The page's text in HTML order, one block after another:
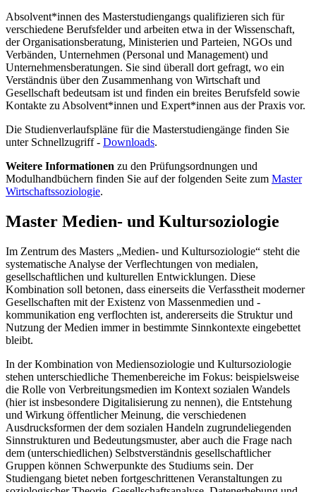
Absolvent*innen des Masterstudiengangs qualifizieren sich für
verschiedene Berufsfelder und arbeiten etwa in der Wissenschaft,
der Organisationsberatung, Ministerien und Parteien, NGOs und
Verbänden, Unternehmen (Personal und Management) und
Unternehmensberatungen. Sie sind überall dort gefragt, wo ein
Verständnis über den Zusammenhang von Wirtschaft und
Gesellschaft bedeutsam ist und finden ein breites Berufsfeld sowie
Kontakte zu Absolvent*innen und Expert*innen aus der Praxis vor.
Die Studienverlaufspläne für die Masterstudiengänge finden Sie
unter Schnellzugriff - Downloads.
Weitere Informationen zu den Prüfungsordnungen und
Modulhandbüchern finden Sie auf der folgenden Seite zum Master
Wirtschaftssoziologie.
Master Medien- und Kultursoziologie
Im Zentrum des Masters „Medien- und Kultursoziologie“ steht die
systematische Analyse der Verflechtungen von medialen,
gesellschaftlichen und kulturellen Entwicklungen. Diese
Kombination soll betonen, dass einerseits die Verfasstheit moderner
Gesellschaften mit der Existenz von Massenmedien und -
kommunikation eng verflochten ist, andererseits die Struktur und
Nutzung der Medien immer in bestimmte Sinnkontexte eingebettet
bleibt.
In der Kombination von Mediensoziologie und Kultursoziologie
stehen unterschiedliche Themenbereiche im Fokus: beispielsweise
die Rolle von Verbreitungsmedien im Kontext sozialen Wandels
(hier ist insbesondere Digitalisierung zu nennen), die Entstehung
und Wirkung öffentlicher Meinung, die verschiedenen
Ausdrucksformen der dem sozialen Handeln zugrundeliegenden
Sinnstrukturen und Bedeutungsmuster, aber auch die Frage nach
dem (unterschiedlichen) Selbstverständnis gesellschaftlicher
Gruppen können Schwerpunkte des Studiums sein. Der
Studiengang bietet neben fortgeschrittenen Veranstaltungen zu